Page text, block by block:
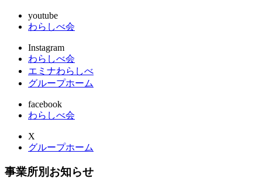
youtube
わらしべ会
Instagram
わらしべ会
エミナわらしべ
グループホーム
facebook
わらしべ会
X
グループホーム
事業所別お知らせ